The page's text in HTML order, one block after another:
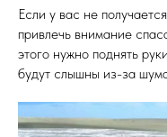
Если у вас не
привлечь внимание
этого нужно поднять
будут слышны из-за